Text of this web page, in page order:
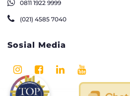
0811 1922 9999
(021) 4585 7040
Sosial Media